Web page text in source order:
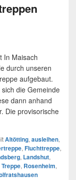
In Maisach
durch unseren
aufgebaut.
die Gemeinde
dann anhand
Die provisorische
und
Altötting, ausleihen,
, Fluchttreppe,
, Landshut,
, Rosenheim,